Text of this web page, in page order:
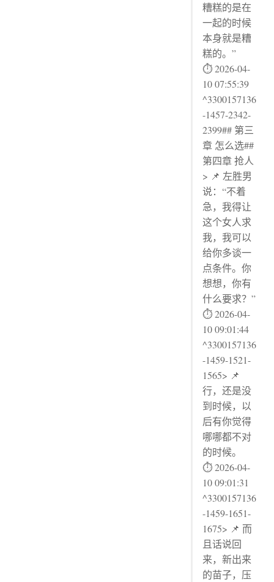
糟糕的是在
一起的时候
本身就是糟
糕的。”
⏱ 2026-04-
10 07:55:39
^3300157136
-1457-2342-
2399## 第三
章 怎么选##
第四章 抢人
> 📌 左胜男
说：“不着
急，我得让
这个女人求
我，我可以
给你多谈一
点条件。你
想想，你有
什么要求？”
⏱ 2026-04-
10 09:01:44
^3300157136
-1459-1521-
1565> 📌
行，还是没
到时候，以
后有你觉得
哪哪都不对
的时候。
⏱ 2026-04-
10 09:01:31
^3300157136
-1459-1651-
1675> 📌 而
且话说回
来，新出来
的苗子，压